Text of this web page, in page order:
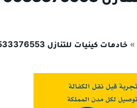
خادمات كينيات للتنازل 0533376553 مع اشهر المكاتب المعتمدة